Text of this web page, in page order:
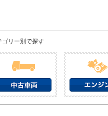
ゴリー別で探す